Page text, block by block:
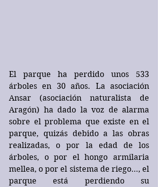
El parque ha perdido unos 533
árboles en 30 años. La asociación
Ansar (asociación naturalista de
Aragón) ha dado la voz de alarma
sobre el problema que existe en el
parque, quizás debido a las obras
realizadas, o por la edad de los
árboles, o por el hongo armilaria
mellea, o por el sistema de riego…, el
parque está perdiendo su